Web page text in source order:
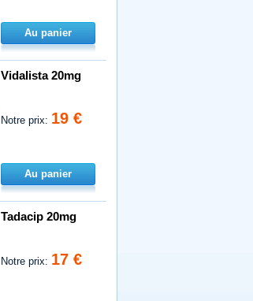
Au panier
Vidalista 20mg
Notre prix: 19 €
Au panier
Tadacip 20mg
Notre prix: 17 €